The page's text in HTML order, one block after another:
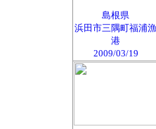
島根県
浜田市三隅町福浦漁
港
2009/03/19